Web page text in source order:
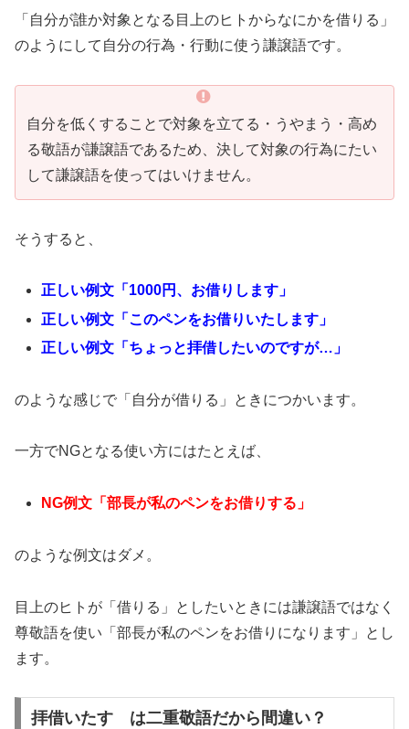
「自分が誰か対象となる目上のヒトからなにかを借りる」
のようにして自分の行為・行動に使う謙譲語です。
自分を低くすることで対象を立てる・うやまう・高め
る敬語が謙譲語であるため、決して対象の行為にたい
して謙譲語を使ってはいけません。
そうすると、
正しい例文「1000円、お借りします」
正しい例文「このペンをお借りいたします」
正しい例文「ちょっと拝借したいのですが…」
のような感じで「自分が借りる」ときにつかいます。
一方でNGとなる使い方にはたとえば、
NG例文「部長が私のペンをお借りする」
のような例文はダメ。
目上のヒトが「借りる」としたいときには謙譲語ではなく
尊敬語を使い「部長が私のペンをお借りになります」とし
ます。
拝借いたす は二重敬語だから間違い？